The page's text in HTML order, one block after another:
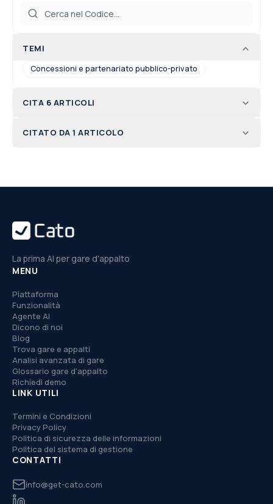
TEMI
Concessioni e partenariato pubblico-privato
CITA 6 ARTICOLI
CITATO DA 1 ARTICOLO
La prima AI per gare d'appalto
MENU
Piattaforma
Funzionalità
Agente AI
Dicono di noi
Blog
Trova gare e appalti
Analisi avanzata di gare
Glossario gare d'appalto
Richiedi demo
LINK UTILI
Termini e Condizioni
Privacy Policy
Politica di sicurezza delle informazioni
Politica del sistema di gestione
CONTATTI
info@get-cato.com